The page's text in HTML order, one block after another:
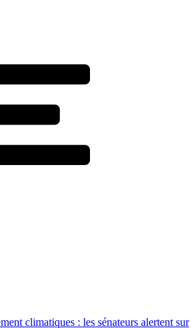
climatiques : les sénateurs alertent sur